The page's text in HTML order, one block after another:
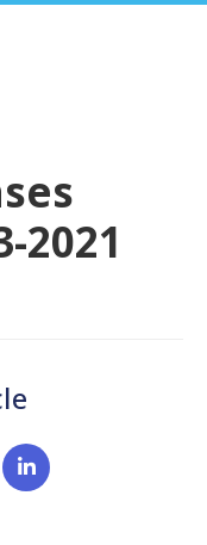
2021